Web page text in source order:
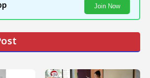
Join Now